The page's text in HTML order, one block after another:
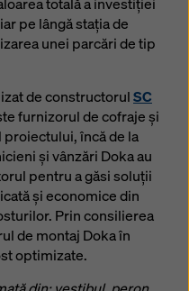
totală a investiției
pe lângă stația de
unei parcări de tip
de constructorulSC
furnizorul de cofraje și
încă de la
și vânzări Doka au
pentru a găsi soluții
și economice din
Prin consilierea
de montaj Doka în
optimizate.
care necesită
sau puteți ajusta
peSetări cookiela
casetele de
fără motiv, cu efect
peSetările
cookie-urile
de confidențialitate
de a selecta
cookie-uri).